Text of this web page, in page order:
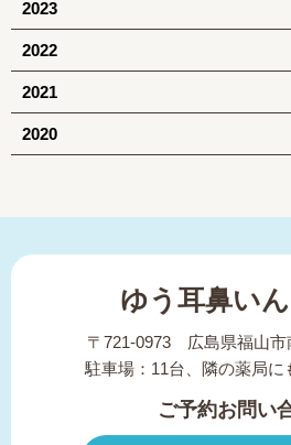
2023
2022
2021
2020
ゆう耳鼻い
〒721-0973 広島県福山市
駐車場：11台、隣の薬局に
ご予約お問い